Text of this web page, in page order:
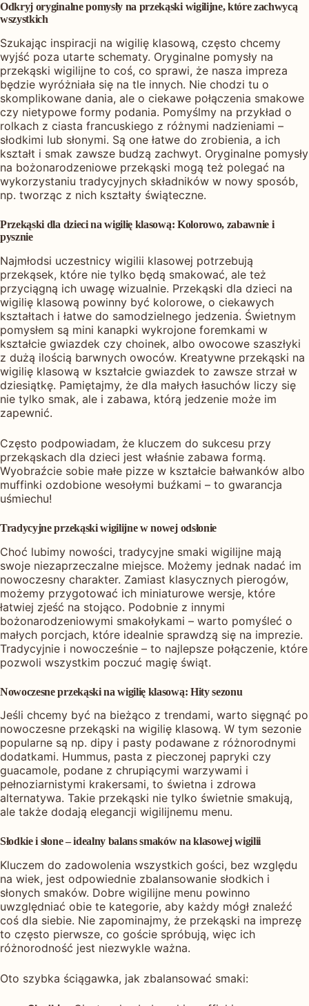
Odkryj oryginalne pomysły na przekąski wigilijne, które zachwycą
wszystkich
Szukając inspiracji na wigilię klasową, często chcemy
wyjść poza utarte schematy. Oryginalne pomysły na
przekąski wigilijne to coś, co sprawi, że nasza impreza
będzie wyróżniała się na tle innych. Nie chodzi tu o
skomplikowane dania, ale o ciekawe połączenia smakowe
czy nietypowe formy podania. Pomyślmy na przykład o
rolkach z ciasta francuskiego z różnymi nadzieniami –
słodkimi lub słonymi. Są one łatwe do zrobienia, a ich
kształt i smak zawsze budzą zachwyt. Oryginalne pomysły
na bożonarodzeniowe przekąski mogą też polegać na
wykorzystaniu tradycyjnych składników w nowy sposób,
np. tworząc z nich kształty świąteczne.
Przekąski dla dzieci na wigilię klasową: Kolorowo, zabawnie i
pysznie
Najmłodsi uczestnicy wigilii klasowej potrzebują
przekąsek, które nie tylko będą smakować, ale też
przyciągną ich uwagę wizualnie. Przekąski dla dzieci na
wigilię klasową powinny być kolorowe, o ciekawych
kształtach i łatwe do samodzielnego jedzenia. Świetnym
pomysłem są mini kanapki wykrojone foremkami w
kształcie gwiazdek czy choinek, albo owocowe szaszłyki
z dużą ilością barwnych owoców. Kreatywne przekąski na
wigilię klasową w kształcie gwiazdek to zawsze strzał w
dziesiątkę. Pamiętajmy, że dla małych łasuchów liczy się
nie tylko smak, ale i zabawa, którą jedzenie może im
zapewnić.
Często podpowiadam, że kluczem do sukcesu przy
przekąskach dla dzieci jest właśnie zabawa formą.
Wyobraźcie sobie małe pizze w kształcie bałwanków albo
muffinki ozdobione wesołymi buźkami – to gwarancja
uśmiechu!
Tradycyjne przekąski wigilijne w nowej odsłonie
Choć lubimy nowości, tradycyjne smaki wigilijne mają
swoje niezaprzeczalne miejsce. Możemy jednak nadać im
nowoczesny charakter. Zamiast klasycznych pierogów,
możemy przygotować ich miniaturowe wersje, które
łatwiej zjeść na stojąco. Podobnie z innymi
bożonarodzeniowymi smakołykami – warto pomyśleć o
małych porcjach, które idealnie sprawdzą się na imprezie.
Tradycyjnie i nowocześnie – to najlepsze połączenie, które
pozwoli wszystkim poczuć magię świąt.
Nowoczesne przekąski na wigilię klasową: Hity sezonu
Jeśli chcemy być na bieżąco z trendami, warto sięgnąć po
nowoczesne przekąski na wigilię klasową. W tym sezonie
popularne są np. dipy i pasty podawane z różnorodnymi
dodatkami. Hummus, pasta z pieczonej papryki czy
guacamole, podane z chrupiącymi warzywami i
pełnoziarnistymi krakersami, to świetna i zdrowa
alternatywa. Takie przekąski nie tylko świetnie smakują,
ale także dodają elegancji wigilijnemu menu.
Słodkie i słone – idealny balans smaków na klasowej wigilii
Kluczem do zadowolenia wszystkich gości, bez względu
na wiek, jest odpowiednie zbalansowanie słodkich i
słonych smaków. Dobre wigilijne menu powinno
uwzględniać obie te kategorie, aby każdy mógł znaleźć
coś dla siebie. Nie zapominajmy, że przekąski na imprezę
to często pierwsze, co goście spróbują, więc ich
różnorodność jest niezwykle ważna.
Oto szybka ściągawka, jak zbalansować smaki: